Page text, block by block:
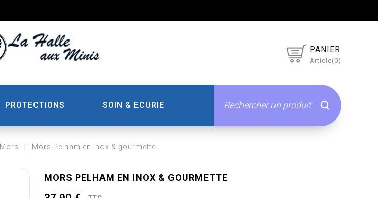
PANIER
Article(0)
PROTECTIONS SOIN & ECURIE
Mors Mors Pelham en inox & gourmette
MORS PELHAM EN INOX & GOURMETTE